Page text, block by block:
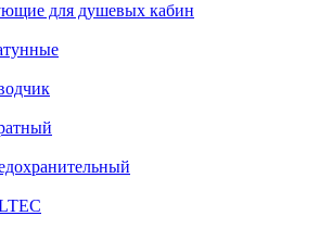
для душевых кабин